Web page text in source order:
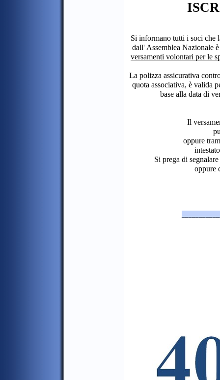
Si informano tutti i soci che
dall' Assemblea Nazionale
versamenti volontari per le
La polizza assicurativa
quota associativa, è valida
base alla data di
Il
oppure
Si prega di
oppure